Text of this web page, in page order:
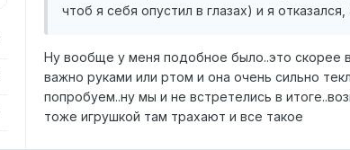
чтоб я себя опустил в глазах) и я
Ну вообще у меня подобное было..это скорее
важно руками или ртом и она очень сильно
попробуем..ну мы и не встретелись в
тоже игрушкой там трахают и все такое